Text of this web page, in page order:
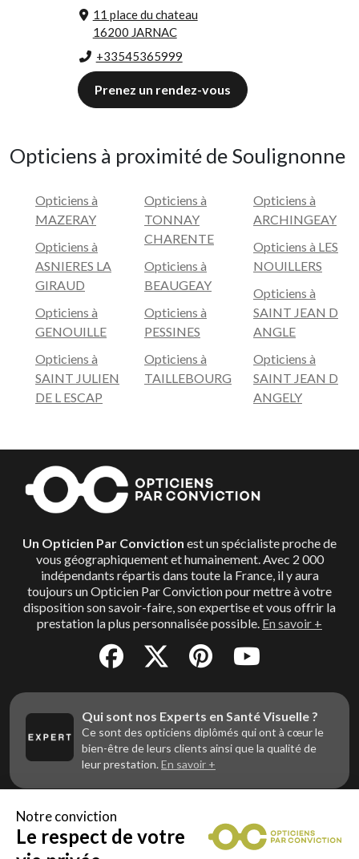
11 place du chateau
16200 JARNAC
+33545365999
Prenez un rendez-vous
Opticiens à proximité de Soulignonne
Opticiens à
MAZERAY
Opticiens à
ASNIERES LA
GIRAUD
Opticiens à
GENOUILLE
Opticiens à
SAINT JULIEN
DE L ESCAP
Opticiens à
TONNAY
CHARENTE
Opticiens à
BEAUGEAY
Opticiens à
PESSINES
Opticiens à
TAILLEBOURG
Opticiens à
ARCHINGEAY
Opticiens à LES
NOUILLERS
Opticiens à
SAINT JEAN D
ANGLE
Opticiens à
SAINT JEAN D
ANGELY
Un Opticien Par Conviction est un spécialiste proche de
vous géographiquement et humainement. Avec 2 000
indépendants répartis dans toute la France, il y aura
toujours un Opticien Par Conviction pour mettre à votre
disposition son savoir-faire, son expertise et vous offrir la
prestation la plus personnalisée possible. En savoir +
Qui sont nos Experts en Santé Visuelle ?
Ce sont des opticiens diplômés qui ont à cœur le
bien-être de leurs clients ainsi que la qualité de
leur prestation.En savoir +
Vous êtes un professionnel de la vue et
vous souhaitez nous rejoindre ?
Notre conviction
Le respect de votre